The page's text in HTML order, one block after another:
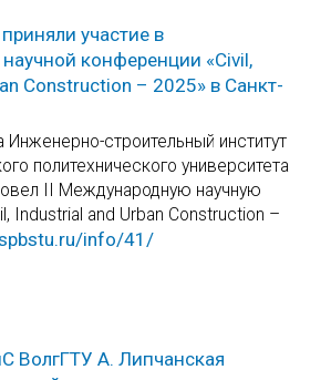
участие в
конференции «Civil,
Construction – 2025» в Санкт-
Инженерно-строительный институт
политехнического университета
II Международную научную
Industrial and Urban Construction –
info/41/
ВолгГТУ А. Липчанская